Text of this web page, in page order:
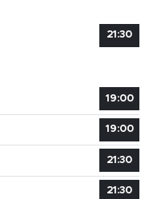
21:30
19:00
19:00
21:30
21:30